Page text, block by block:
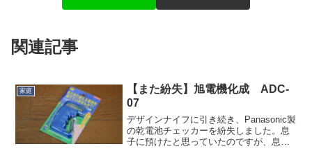
関連記事
家庭
【また紛失】旭電機化成 ADC-
07
デザインナイフに引き続き、Panasonic製
の乾電池チェッカーを紛失しました。息
子に預けたと思っていたのですが、息子